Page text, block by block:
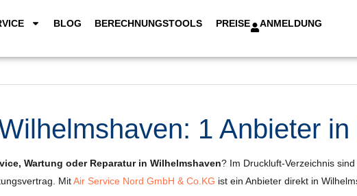
BLOG BERECHNUNGSTOOLS PREISE ANMELDUNG
1 Anbieter
Wartung oder Reparatur in Wilhelmshaven? Im Druckluft-Verzeichnis
MitAir Service Nord GmbH & Co.KG ist ein Anbieter direkt in